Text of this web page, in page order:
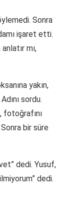
Sonra
işaret etti.
mı,
yakın,
sordu.
fotoğrafını
bir süre
dedi. Yusuf,
dedi.